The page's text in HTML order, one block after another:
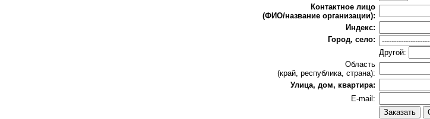
Контактное лицо
(ФИО/название организации):
Индекс:
Город, село:
Другой:
Область
(край, республика, страна):
Улица, дом, квартира:
E-mail: